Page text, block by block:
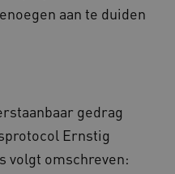
aan te duiden
gedrag
Ernstig
volgt omschreven:
Inc.